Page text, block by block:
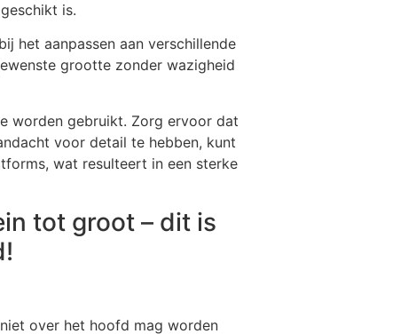
is.
het aanpassen aan verschillende
grootte zonder wazigheid
worden gebruikt. Zorg ervoor dat
voor detail te hebben, kunt
wat resulteert in een sterke
tot groot – dit is
over het hoofd mag worden